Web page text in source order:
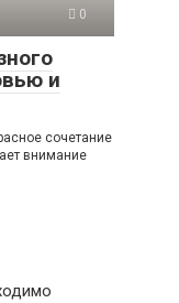
0
и
сочетание
внимание